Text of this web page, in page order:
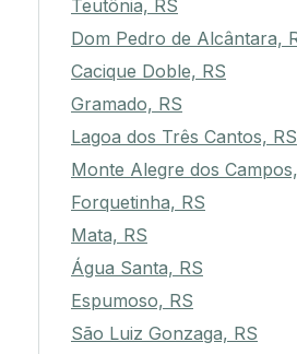
Teutônia, RS
Dom Pedro de Alcântara,
Cacique Doble, RS
Gramado, RS
Lagoa dos Três Cantos, RS
Monte Alegre dos
Forquetinha, RS
Mata, RS
Água Santa, RS
Espumoso, RS
São Luiz Gonzaga, RS